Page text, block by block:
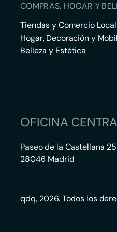
COMPRAS, HOGAR Y
Tiendas y Comercio Local
Hogar, Decoración y
Belleza y Estética
OFICINA
Paseo de la Castellana
28046 Madrid
qdq, 2026. Todos los